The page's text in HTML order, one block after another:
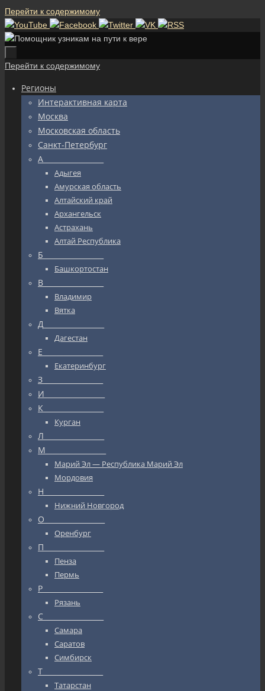
Перейти к содержимому
Перейти к содержимому
Регионы
Интерактивная карта
Москва
Московская область
Санкт-Петербург
А_________________
Адыгея
Амурская область
Алтайский край
Архангельск
Астрахань
Алтай Республика
Б_________________
Башкортостан
В_________________
Владимир
Вятка
Д_________________
Дагестан
Е_________________
Екатеринбург
З_________________
И_________________
К_________________
Курган
Л_________________
М_________________
Марий Эл — Республика Марий Эл
Мордовия
Н_________________
Нижний Новгород
О_________________
Оренбург
П_________________
Пенза
Пермь
Р_________________
Рязань
С_________________
Самара
Саратов
Симбирск
Т_________________
Татарстан